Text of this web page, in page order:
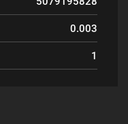
0.003
1